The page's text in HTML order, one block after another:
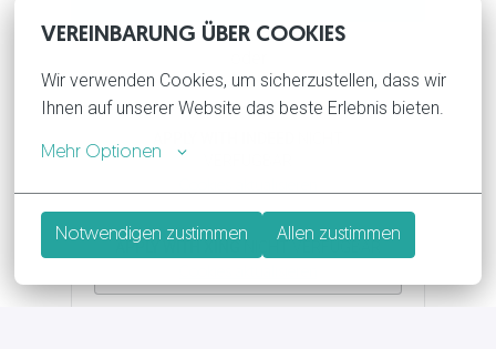
VEREINBARUNG ÜBER COOKIES
Wir verwenden Cookies, um sicherzustellen, dass wir
Ihnen auf unserer Website das beste Erlebnis bieten.
Mehr Optionen
Notwendigen zustimmen Allen zustimmen
APPLY WITH XING